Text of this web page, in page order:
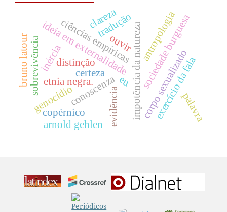
conoscenza
etnia negra.
evidência impotência da natureza
ideia em externalidade
ciências empíricas sociedade burguesa
corpo sexualizado
sobrevivência
genocídio
antropologia
tradução
bruno latour exercício da fala
distinção
palavra
copérnico
clareza
certeza
arnold gehlen
inércia ouvir
eu